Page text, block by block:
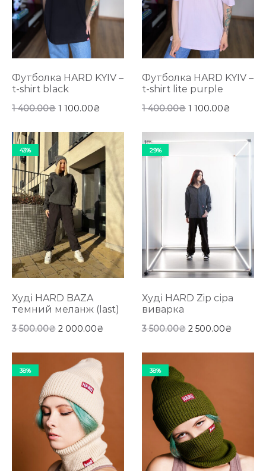
Футболка HARD KYIV –
t-shirt black
1 400.00₴ 1 100.00₴
Футболка HARD KYIV –
t-shirt lite purple
1 400.00₴ 1 100.00₴
43%
Худі HARD BAZA
темний меланж (last)
3 500.00₴ 2 000.00₴
29%
Худі HARD Zip сіра
виварка
3 500.00₴ 2 500.00₴
38% 38%